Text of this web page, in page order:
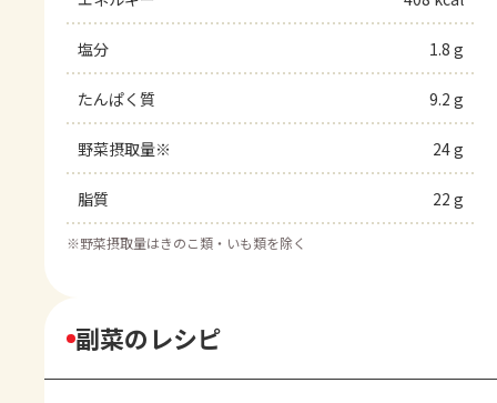
塩分 1.8 g
たんぱく質 9.2 g
野菜摂取量※ 24 g
脂質 22 g
※野菜摂取量はきのこ類・いも類を除く
副菜のレシピ